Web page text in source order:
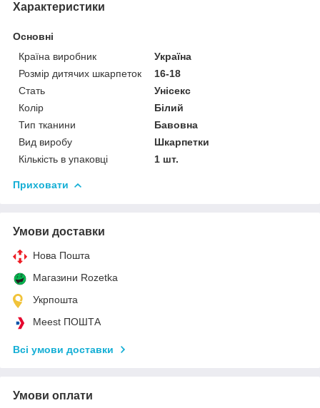
Характеристики
Основні
Країна виробник
Україна
Розмір дитячих шкарпеток
16-18
Стать
Унісекс
Колір
Білий
Тип тканини
Бавовна
Вид виробу
Шкарпетки
Кількість в упаковці
1 шт.
Приховати
Умови доставки
Нова Пошта
Магазини Rozetka
Укрпошта
Meest ПОШТА
Всі умови доставки
Умови оплати